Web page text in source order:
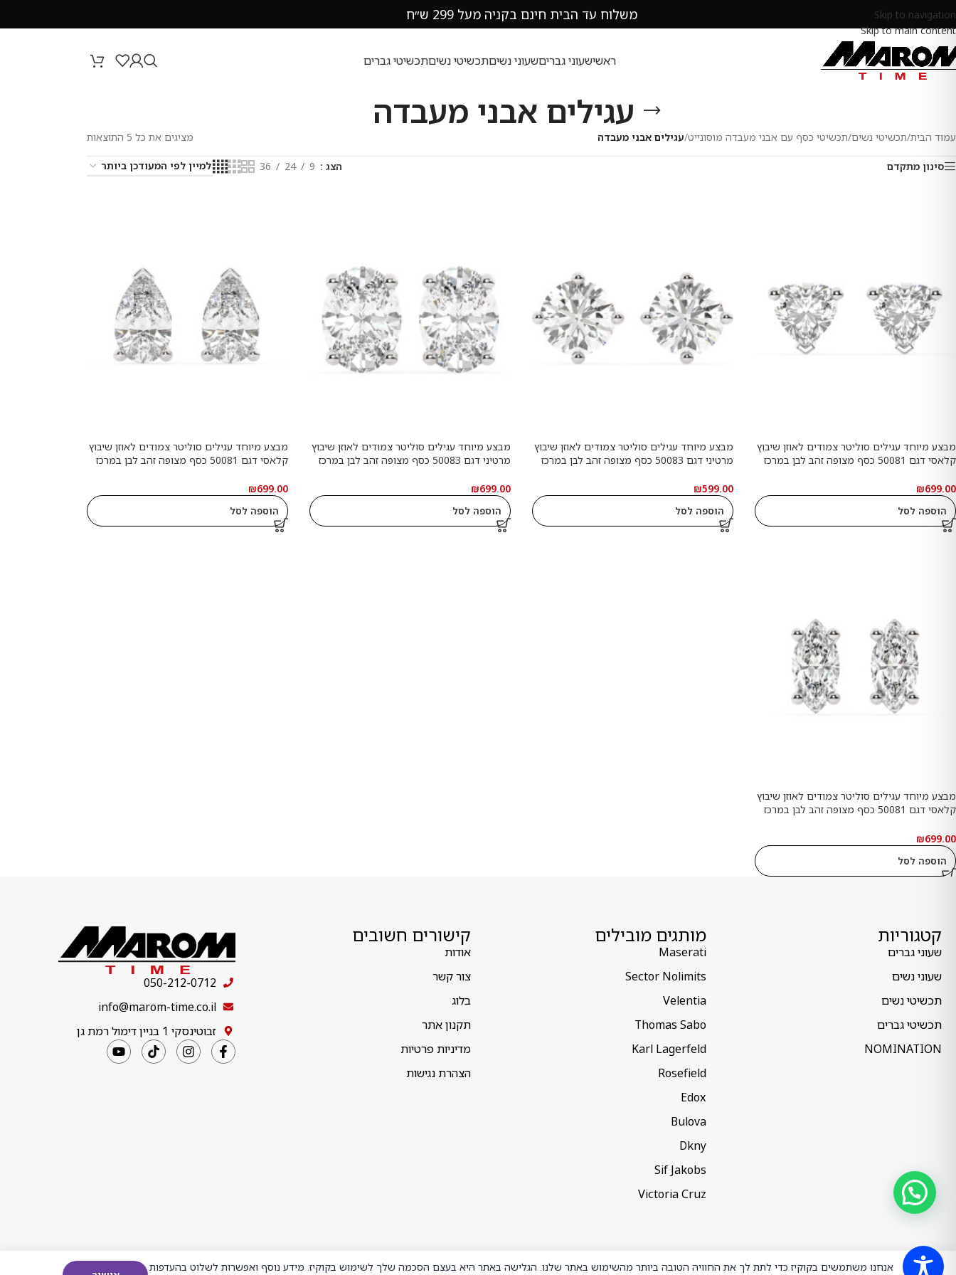
Skip to navigation
Skip to main content
משלוח עד הבית חינם בקניה מעל 299 ש״ח
ראשישעוני גבריםשעוני נשיםתכשיטי נשיםתכשיטי גברים
עגילים אבני מעבדה
עמוד הבית/תכשיטי נשים/תכשיטי כסף עם אבני מעבדה מוסונייט/עגילים אבני מעבדה מציגים את כל ⁦5⁩ התוצאות
סינון מתקדם הצג 9
24
36
מבצע מיוחד עגילים סוליטר צמודים לאוזן שיבוץ
קלאסי דגם 50081 כסף מצופה זהב לבן במרכז
משקל כולל 2 קראט
₪699.00
הוספה לסל
מבצע מיוחד עגילים סוליטר צמודים לאוזן שיבוץ
מרטיני דגם 50083 כסף מצופה זהב לבן במרכז
קראט
₪599.00
הוספה לסל
מבצע מיוחד עגילים סוליטר צמודים לאוזן שיבוץ
מרטיני דגם 50083 כסף מצופה זהב לבן במרכז
בחיתוך אובל עם תעודה גמולוגית בינלאומית
GRA משקל כולל 3 קראט
₪699.00
הוספה לסל
מבצע מיוחד עגילים סוליטר צמודים לאוזן שיבוץ
קלאסי דגם 50081 כסף מצופה זהב לבן במרכז
בחיתוך טיפה עם תעודה גמולוגית בינלאומית
GRA משקל כולל 2.50 קראט
₪699.00
הוספה לסל
מבצע מיוחד עגילים סוליטר צמודים לאוזן שיבוץ
קלאסי דגם 50081 כסף מצופה זהב לבן במרכז
בחיתוך מרקיזה עם תעודה גמולוגית בינלאומית
GRA משקל כולל 2 קראט
₪699.00
הוספה לסל
קטגוריות
שעוני גברים
שעוני נשים
תכשיטי נשים
תכשיטי גברים
NOMINATION
מותגים מובילים
Maserati
Sector Nolimits
Velentia
Thomas Sabo
Karl Lagerfeld
Rosefield
Edox
Bulova
Dkny
Sif Jakobs
Victoria Cruz
קישורים חשובים
אודות
צור קשר
בלוג
תקנון אתר
מדיניות פרטיות
הצהרת נגישות
050-212-0712
info@marom-time.co.il
זבוטינסקי 1 בניין דימול רמת גן
אנחנו משתמשים בקוקיז כדי לתת לך את החוויה הטובה ביותר מהשימוש באתר שלנו. הגלישה באתר היא בעצם הסכמה שלך לשימוש בקוקיז. מידע נוסף ואפשרות לשלוט בהעדפות